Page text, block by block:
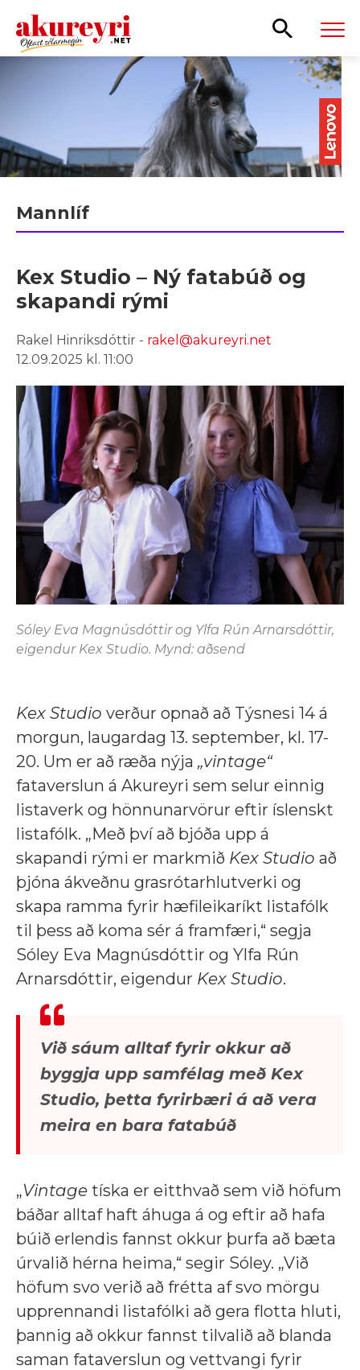
Mannlíf
Kex Studio – Ný fatabúð og
skapandi rými
Rakel Hinriksdóttir - rakel@akureyri.net
12.09.2025 kl. 11:00
Sóley Eva Magnúsdóttir og Ylfa Rún Arnarsdóttir,
eigendur Kex Studio. Mynd: aðsend
Kex Studio verður opnað að Týsnesi 14 á
morgun, laugardag 13. september, kl. 17-
20. Um er að ræða nýja „vintage“
fataverslun á Akureyri sem selur einnig
listaverk og hönnunarvörur eftir íslenskt
listafólk. „Með því að bjóða upp á
skapandi rými er markmið Kex Studio að
þjóna ákveðnu grasrótarhlutverki og
skapa ramma fyrir hæfileikaríkt listafólk
til þess að koma sér á framfæri,“ segja
Sóley Eva Magnúsdóttir og Ylfa Rún
Arnarsdóttir, eigendur Kex Studio.
Við sáum alltaf fyrir okkur að
byggja upp samfélag með Kex
Studio, þetta fyrirbæri á að vera
meira en bara fatabúð
„Vintage tíska er eitthvað sem við höfum
báðar alltaf haft áhuga á og eftir að hafa
búið erlendis fannst okkur þurfa að bæta
úrvalið hérna heima,“ segir Sóley. „Við
höfum svo verið að frétta af svo mörgu
upprennandi listafólki að gera flotta hluti,
þannig að okkur fannst tilvalið að blanda
saman fataverslun og vettvangi fyrir